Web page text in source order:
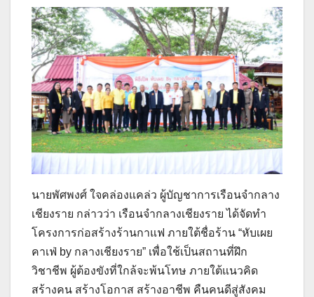
นายพัศพงศ์ ใจคล่องแคล่ว ผู้บัญชาการเรือนจำกลาง
เชียงราย กล่าวว่า เรือนจำกลางเชียงราย ได้จัดทำ
โครงการก่อสร้างร้านกาแฟ ภายใต้ชื่อร้าน “หับเผย
คาเฟ่ by กลางเชียงราย” เพื่อใช้เป็นสถานที่ฝึก
วิชาชีพ ผู้ต้องขังที่ใกล้จะพ้นโทษ ภายใต้แนวคิด
สร้างคน สร้างโอกาส สร้างอาชีพ คืนคนดีสู่สังคม